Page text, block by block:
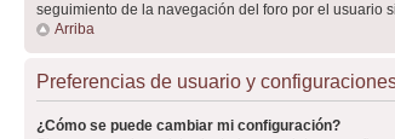
seguimiento de la navegación del foro por el usuario
Arriba
Preferencias de usuario y
¿Cómo se puede cambiar mi configuración?